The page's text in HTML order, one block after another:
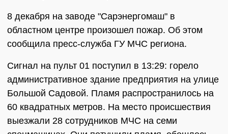
8 декабря на заводе "Сарэнергомаш" в
областном центре произошел пожар. Об этом
сообщила пресс-служба ГУ МЧС региона.
Сигнал на пульт 01 поступил в 13:29: горело
административное здание предприятия на улице
Большой Садовой. Пламя распространилось на
60 квадратных метров. На место происшествия
выезжали 28 сотрудников МЧС на семи